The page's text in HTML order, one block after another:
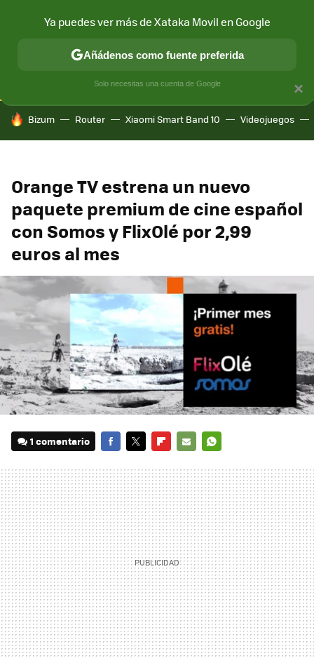
CONECTIVIDAD MÓVIL Y SOCIEDAD APLICACIONES
HOY SE HABLA DE
Bizum Router Xiaomi Smart Band 10 Videojuegos
Orange TV estrena un nuevo
paquete premium de cine español
con Somos y FlixOlé por 2,99
euros al mes
1 comentario
MAIL
×
Ya puedes ver más de Xataka Movil en Google
Añádenos como fuente preferida
Solo necesitas una cuenta de Google